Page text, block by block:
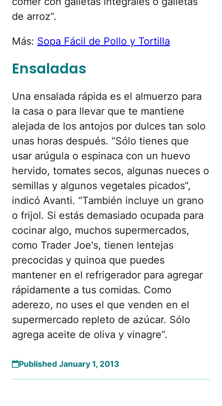
de arroz”.
Más: Sopa Fácil de Pollo y Tortilla
Ensaladas
Una ensalada rápida es el almuerzo para
la casa o para llevar que te mantiene
alejada de los antojos por dulces tan solo
unas horas después. “Sólo tienes que
usar arúgula o espinaca con un huevo
hervido, tomates secos, algunas nueces o
semillas y algunos vegetales picados”,
indicó Avanti. “También incluye un grano
o frijol. Si estás demasiado ocupada para
cocinar algo, muchos supermercados,
como Trader Joe's, tienen lentejas
precocidas y quinoa que puedes
mantener en el refrigerador para agregar
rápidamente a tus comidas. Como
aderezo, no uses el que venden en el
supermercado repleto de azúcar. Sólo
agrega aceite de oliva y vinagre”.
Published January 1, 2013